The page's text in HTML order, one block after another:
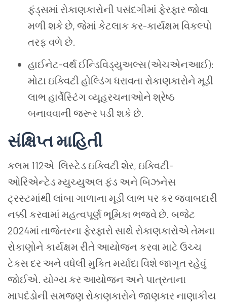
ફંડ્સમાં રોકાણકારોની પસંદગીમાં ફેરફાર જોવા
મળી શકે છે, જેમાં કેટલાક કર-કાર્યક્ષમ વિકલ્પો
તરફ વળે છે.
હાઈનેટ-વર્થ ઈન્ડિવિડ્યુઅલ્સ (એચએનઆઈ):
મોટા ઇક્વિટી હોલ્ડિંગ ધરાવતા રોકાણકારોને મૂડી
લાભ હાર્વેસ્ટિંગ વ્યૂહરચનાઓને શ્રેષ્ઠ
બનાવવાની જરૂર પડી શકે છે.
સંક્ષિપ્તમાહિતી
કલમ 112એ લિસ્ટેડ ઇક્વિટી શેર, ઇક્વિટી-
ઓરિએન્ટેડ મ્યુચ્યુઅલ ફંડ અને બિઝનેસ
ટ્રસ્ટમાંથી લાંબા ગાળાના મૂડી લાભ પર કર જવાબદારી
નક્કી કરવામાં મહત્વપૂર્ણ ભૂમિકા ભજવે છે. બજેટ
2024માં તાજેતરના ફેરફારો સાથે રોકાણકારોએ તેમના
રોકાણોને કાર્યક્ષમ રીતે આયોજન કરવા માટે ઉચ્ચ
ટેક્સ દર અને વધેલી મુક્તિ મર્યાદા વિશે જાગૃત રહેવું
જોઈએ. યોગ્ય કર આયોજન અને પાત્રતાના
માપદંડોની સમજણ રોકાણકારોને જાણકાર નાણાકીય